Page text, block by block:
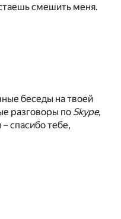
смешить меня.
беседы на твоей
разговоры по Skype,
спасибо тебе,